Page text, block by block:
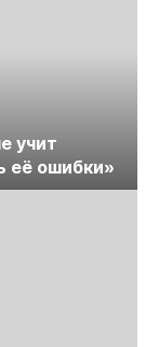
учит
её ошибки»